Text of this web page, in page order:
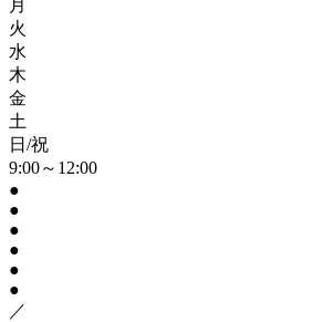
月
火
水
木
金
土
日/祝
9:00～12:00
●
●
●
●
●
●
／